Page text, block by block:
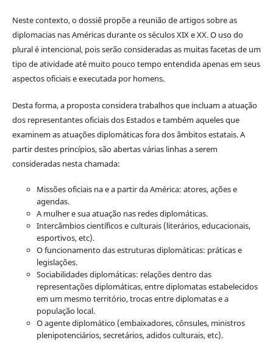
Neste contexto, o dossiê propõe a reunião de artigos sobre as
diplomacias nas Américas durante os séculos XIX e XX. O uso do
plural é intencional, pois serão consideradas as muitas facetas de um
tipo de atividade até muito pouco tempo entendida apenas em seus
aspectos oficiais e executada por homens.
Desta forma, a proposta considera trabalhos que incluam a atuação
dos representantes oficiais dos Estados e também aqueles que
examinem as atuações diplomáticas fora dos âmbitos estatais. A
partir destes princípios, são abertas várias linhas a serem
consideradas nesta chamada:
Missões oficiais na e a partir da América: atores, ações e
agendas.
A mulher e sua atuação nas redes diplomáticas.
Intercâmbios científicos e culturais (literários, educacionais,
esportivos, etc).
O funcionamento das estruturas diplomáticas: práticas e
legislações.
Sociabilidades diplomáticas: relações dentro das
representações diplomáticas, entre diplomatas estabelecidos
em um mesmo território, trocas entre diplomatas e a
população local.
O agente diplomático (embaixadores, cônsules, ministros
plenipotenciários, secretários, adidos culturais, etc).